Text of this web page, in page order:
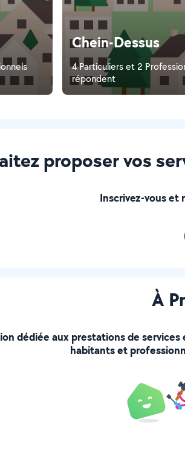
Chein-Dessus
4 Particuliers et 2
répondent
proposer vos
Inscrivez-vous et
À
dédiée aux prestations de
habitants et